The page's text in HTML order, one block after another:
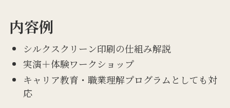
内容例
シルクスクリーン印刷の仕組み解説
実演＋体験ワークショップ
キャリア教育・職業理解プログラムとしても対
応